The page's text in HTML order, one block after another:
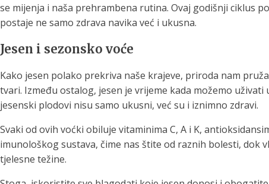
se mijenja i naša prehrambena rutina. Ovaj godišnji ciklus
postaje ne samo zdrava navika već i ukusna.
Jesen i sezonsko voće
Kako jesen polako prekriva naše krajeve, priroda nam
tvari. Između ostalog, jesen je vrijeme kada možemo
jesenski plodovi nisu samo ukusni, već su i iznimno zdravi.
Svaki od ovih voćki obiluje vitaminima C, A i K,
imunološkog sustava, čime nas štite od raznih bolesti, dok
tjelesne težine.